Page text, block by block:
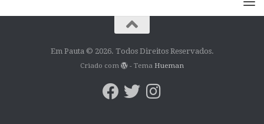
Em Pauta © 2026. Todos Direitos Reservados.
Criado com - Tema Hueman